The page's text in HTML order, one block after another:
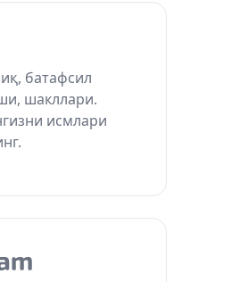
батафсил
шакллари.
исмлари